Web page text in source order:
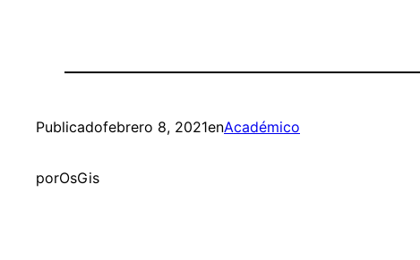
Publicadofebrero 8, 2021enAcadémico
porOsGis